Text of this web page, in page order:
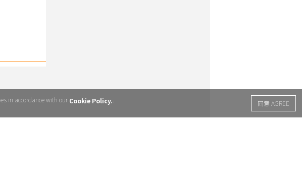
同意 AGREE
in accordance with our Cookie Policy.